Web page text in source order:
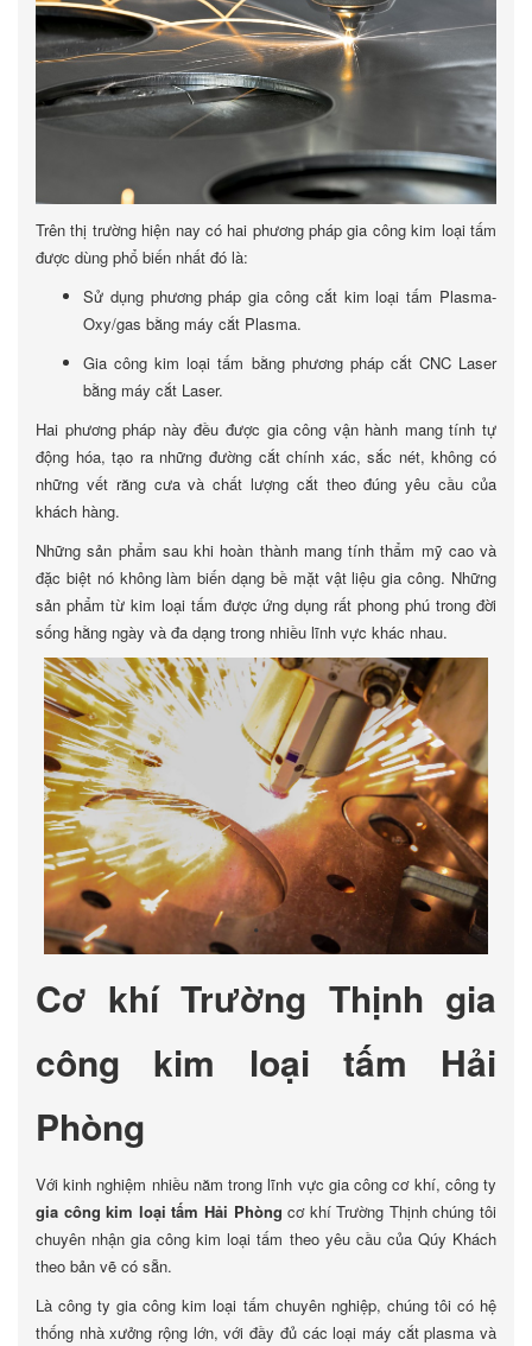
Trên thị trường hiện nay có hai phương pháp gia công kim loại tấm
được dùng phổ biến nhất đó là:
Sử dụng phương pháp gia công cắt kim loại tấm Plasma-
Oxy/gas bằng máy cắt Plasma.
Gia công kim loại tấm bằng phương pháp cắt CNC Laser
bằng máy cắt Laser.
Hai phương pháp này đều được gia công vận hành mang tính tự
động hóa, tạo ra những đường cắt chính xác, sắc nét, không có
những vết răng cưa và chất lượng cắt theo đúng yêu cầu của
khách hàng.
Những sản phẩm sau khi hoàn thành mang tính thẩm mỹ cao và
đặc biệt nó không làm biến dạng bề mặt vật liệu gia công. Những
sản phẩm từ kim loại tấm được ứng dụng rất phong phú trong đời
sống hằng ngày và đa dạng trong nhiều lĩnh vực khác nhau.
Cơ khí Trường Thịnh gia
công kim loại tấm Hải
Phòng
Với kinh nghiệm nhiều năm trong lĩnh vực gia công cơ khí, công ty
gia công kim loại tấm Hải Phòng cơ khí Trường Thịnh chúng tôi
chuyên nhận gia công kim loại tấm theo yêu cầu của Qúy Khách
theo bản vẽ có sẵn.
Là công ty gia công kim loại tấm chuyên nghiệp, chúng tôi có hệ
thống nhà xưởng rộng lớn, với đầy đủ các loại máy cắt plasma và